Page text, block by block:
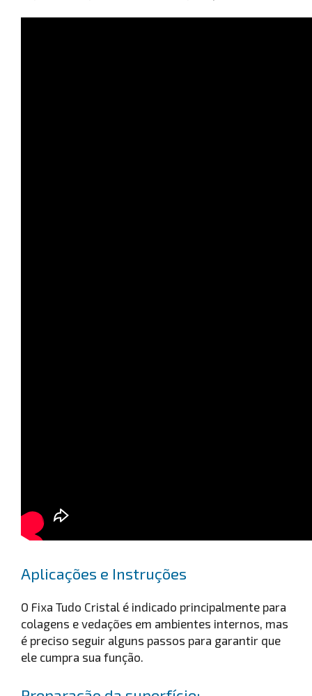
Aplicações e Instruções
O Fixa Tudo Cristal é indicado principalmente para
colagens e vedações em ambientes internos, mas
é preciso seguir alguns passos para garantir que
ele cumpra sua função.